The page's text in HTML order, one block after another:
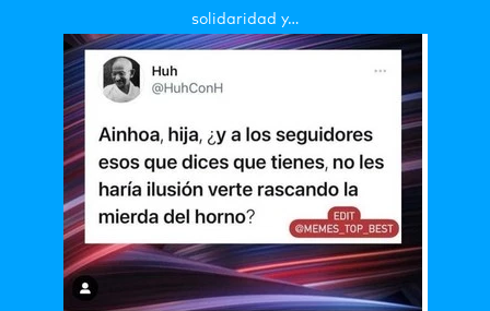
solidaridad y…